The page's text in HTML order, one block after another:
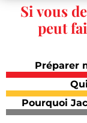
Si vous
peut
Préparer
Pourquoi